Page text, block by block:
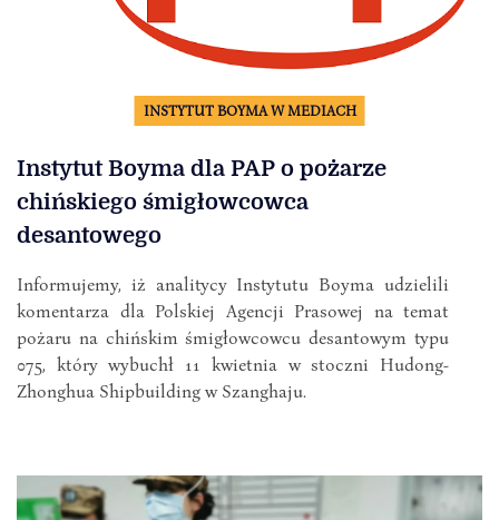
INSTYTUT BOYMA W MEDIACH
Instytut Boyma dla PAP o pożarze
chińskiego śmigłowcowca
desantowego
Informujemy, iż analitycy Instytutu Boyma udzielili
komentarza dla Polskiej Agencji Prasowej na temat
pożaru na chińskim śmigłowcowcu desantowym typu
075, który wybuchł 11 kwietnia w stoczni Hudong-
Zhonghua Shipbuilding w Szanghaju.